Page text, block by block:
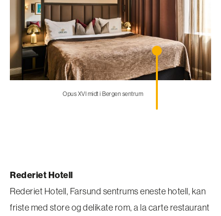
Opus XVI midt i Bergen sentrum
Rederiet Hotell
Rederiet Hotell, Farsund sentrums eneste hotell, kan
friste med store og delikate rom, a la carte restaurant